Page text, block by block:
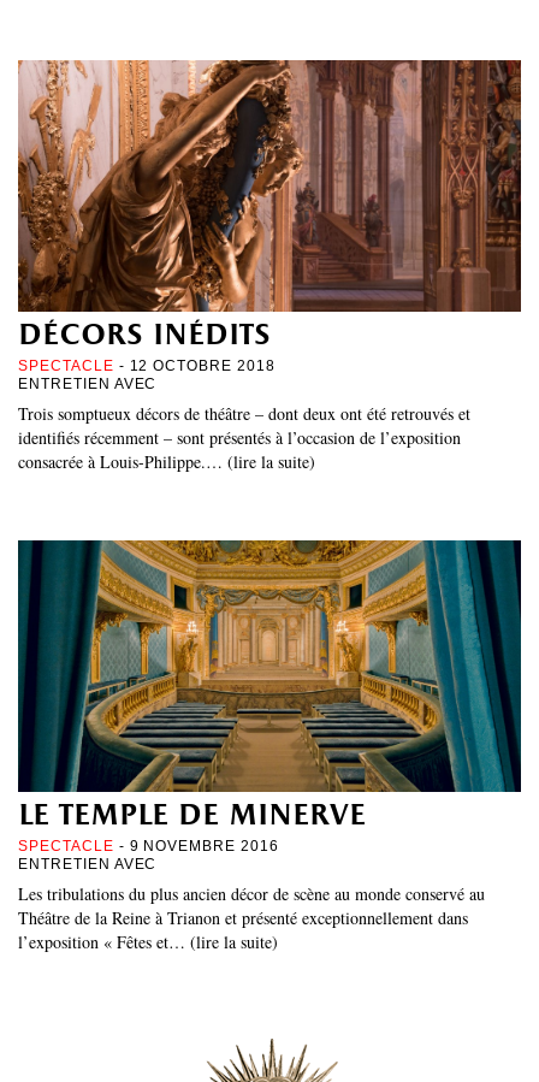
décors inédits
SPECTACLE - 12 OCTOBRE 2018
ENTRETIEN AVEC
Trois somptueux décors de théâtre – dont deux ont été retrouvés et
identifiés récemment – sont présentés à l’occasion de l’exposition
consacrée à Louis-Philippe.… (lire la suite)
le temple de minerve
SPECTACLE - 9 NOVEMBRE 2016
ENTRETIEN AVEC
Les tribulations du plus ancien décor de scène au monde conservé au
Théâtre de la Reine à Trianon et présenté exceptionnellement dans
l’exposition « Fêtes et… (lire la suite)